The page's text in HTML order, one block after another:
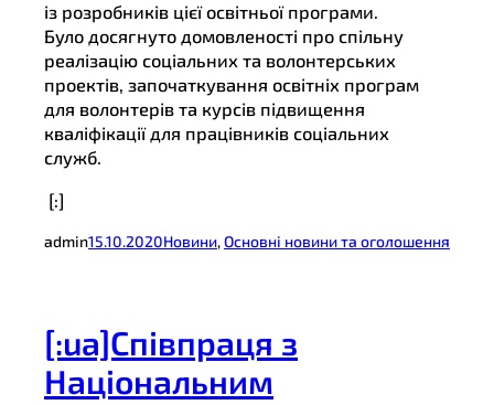
із розробників цієї освітньої програми.
Було досягнуто домовленості про спільну
реалізацію соціальних та волонтерських
проектів, започаткування освітніх програм
для волонтерів та курсів підвищення
кваліфікації для працівників соціальних
служб.
[:]
admin15.10.2020Новини, Основні новини та оголошення
[:ua]Співпраця з
Національним